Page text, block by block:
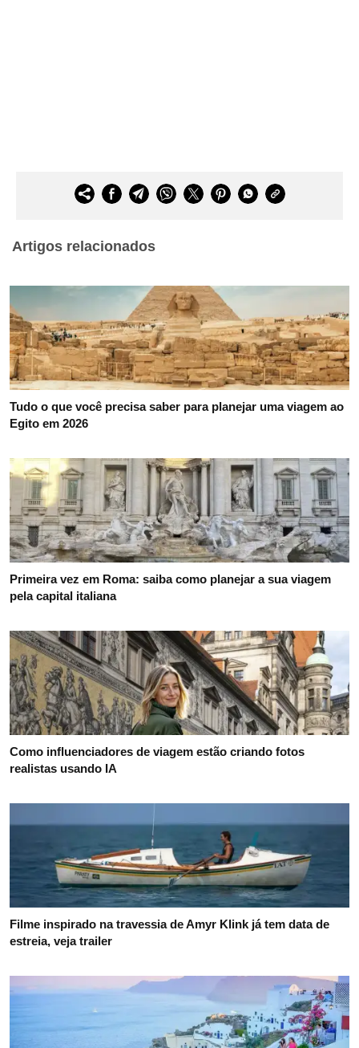
Artigos relacionados
Tudo o que você precisa saber para planejar uma viagem ao
Egito em 2026
Primeira vez em Roma: saiba como planejar a sua viagem
pela capital italiana
Como influenciadores de viagem estão criando fotos
realistas usando IA
Filme inspirado na travessia de Amyr Klink já tem data de
estreia, veja trailer